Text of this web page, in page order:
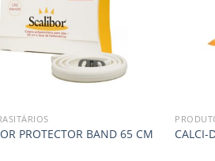
PROTECTOR BAND 65 CM CALCI-